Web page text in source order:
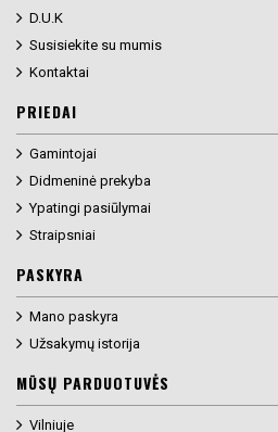
D.U.K
Susisiekite su mumis
Kontaktai
PRIEDAI
Gamintojai
Didmeninė prekyba
Ypatingi pasiūlymai
Straipsniai
PASKYRA
Mano paskyra
Užsakymų istorija
MŪSŲ PARDUOTUVĖS
Vilniuje